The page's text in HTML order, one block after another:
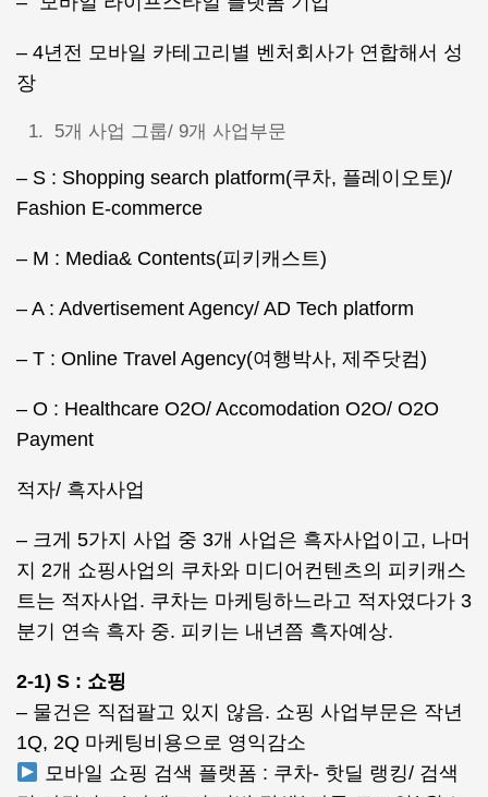
– 4년전 모바일 카테고리별 벤처회사가 연합해서 성
장
5개 사업 그룹/ 9개 사업부문
– S : Shopping search platform(쿠차, 플레이오토)/
Fashion E-commerce
– M : Media& Contents(피키캐스트)
– A : Advertisement Agency/ AD Tech platform
– T : Online Travel Agency(여행박사, 제주닷컴)
– O : Healthcare O2O/ Accomodation O2O/ O2O
Payment
적자/ 흑자사업
– 크게 5가지 사업 중 3개 사업은 흑자사업이고, 나머
지 2개 쇼핑사업의 쿠차와 미디어컨텐츠의 피키캐스
트는 적자사업. 쿠차는 마케팅하느라고 적자였다가 3
분기 연속 흑자 중. 피키는 내년쯤 흑자예상.
2-1) S : 쇼핑
– 물건은 직접팔고 있지 않음. 쇼핑 사업부문은 작년
1Q, 2Q 마케팅비용으로 영익감소
모바일 쇼핑 검색 플랫폼 : 쿠차- 핫딜 랭킹/ 검색